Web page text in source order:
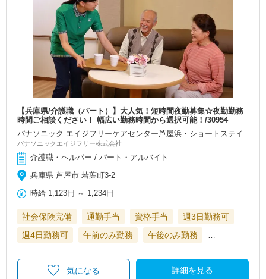
【兵庫県/介護職（パート）】大人気！短時間夜勤募集☆夜勤勤務
時間ご相談ください！ 幅広い勤務時間から選択可能！/30954
パナソニック エイジフリーケアセンター芦屋浜・ショートステイ
パナソニックエイジフリー株式会社
介護職・ヘルパー / パート・アルバイト
兵庫県 芦屋市 若葉町3-2
時給 1,123円 ～ 1,234円
社会保険完備 通勤手当 資格手当
週3日勤務可
週4日勤務可
午前のみ勤務 午後のみ勤務 …
詳細を見る
気になる